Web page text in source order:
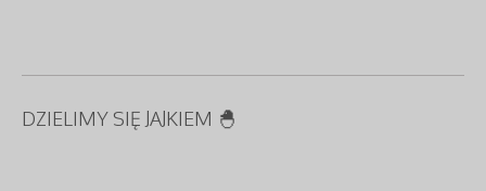
DZIELIMY SIĘ JAJKIEM 🐣